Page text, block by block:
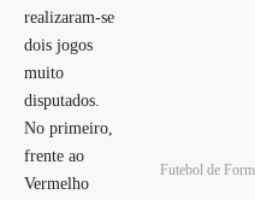
Futebol de
realizaram-se
dois jogos
muito
disputados.
No primeiro,
frente ao
Vermelho